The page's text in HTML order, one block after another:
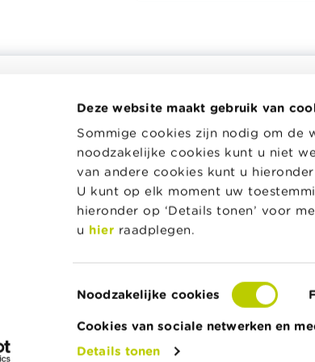
Deze website maakt gebruik van
Sommige cookies zijn nodig om de
noodzakelijke cookies kunt u niet
van andere cookies kunt u
U kunt op elk moment uw
hieronder op ‘Details tonen’ voor
u hier raadplegen.
Noodzakelijke cookies
Cookies van sociale netwerken en
Details tonen
lenen en verzekeren
lening
Wikifin.be helpt je bij
beslissingen. Ze stelt
en handige informatie ter
onafhankelijk van private
spelers.
Lees meer over Wikifin